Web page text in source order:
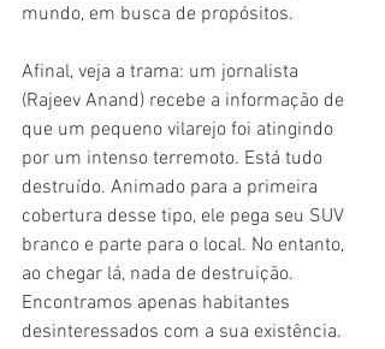
mundo, em busca de propósitos.
Afinal, veja a trama: um jornalista
(Rajeev Anand) recebe a informação de
que um pequeno vilarejo foi atingindo
por um intenso terremoto. Está tudo
destruído. Animado para a primeira
cobertura desse tipo, ele pega seu SUV
branco e parte para o local. No entanto,
ao chegar lá, nada de destruição.
Encontramos apenas habitantes
desinteressados com a sua existência.